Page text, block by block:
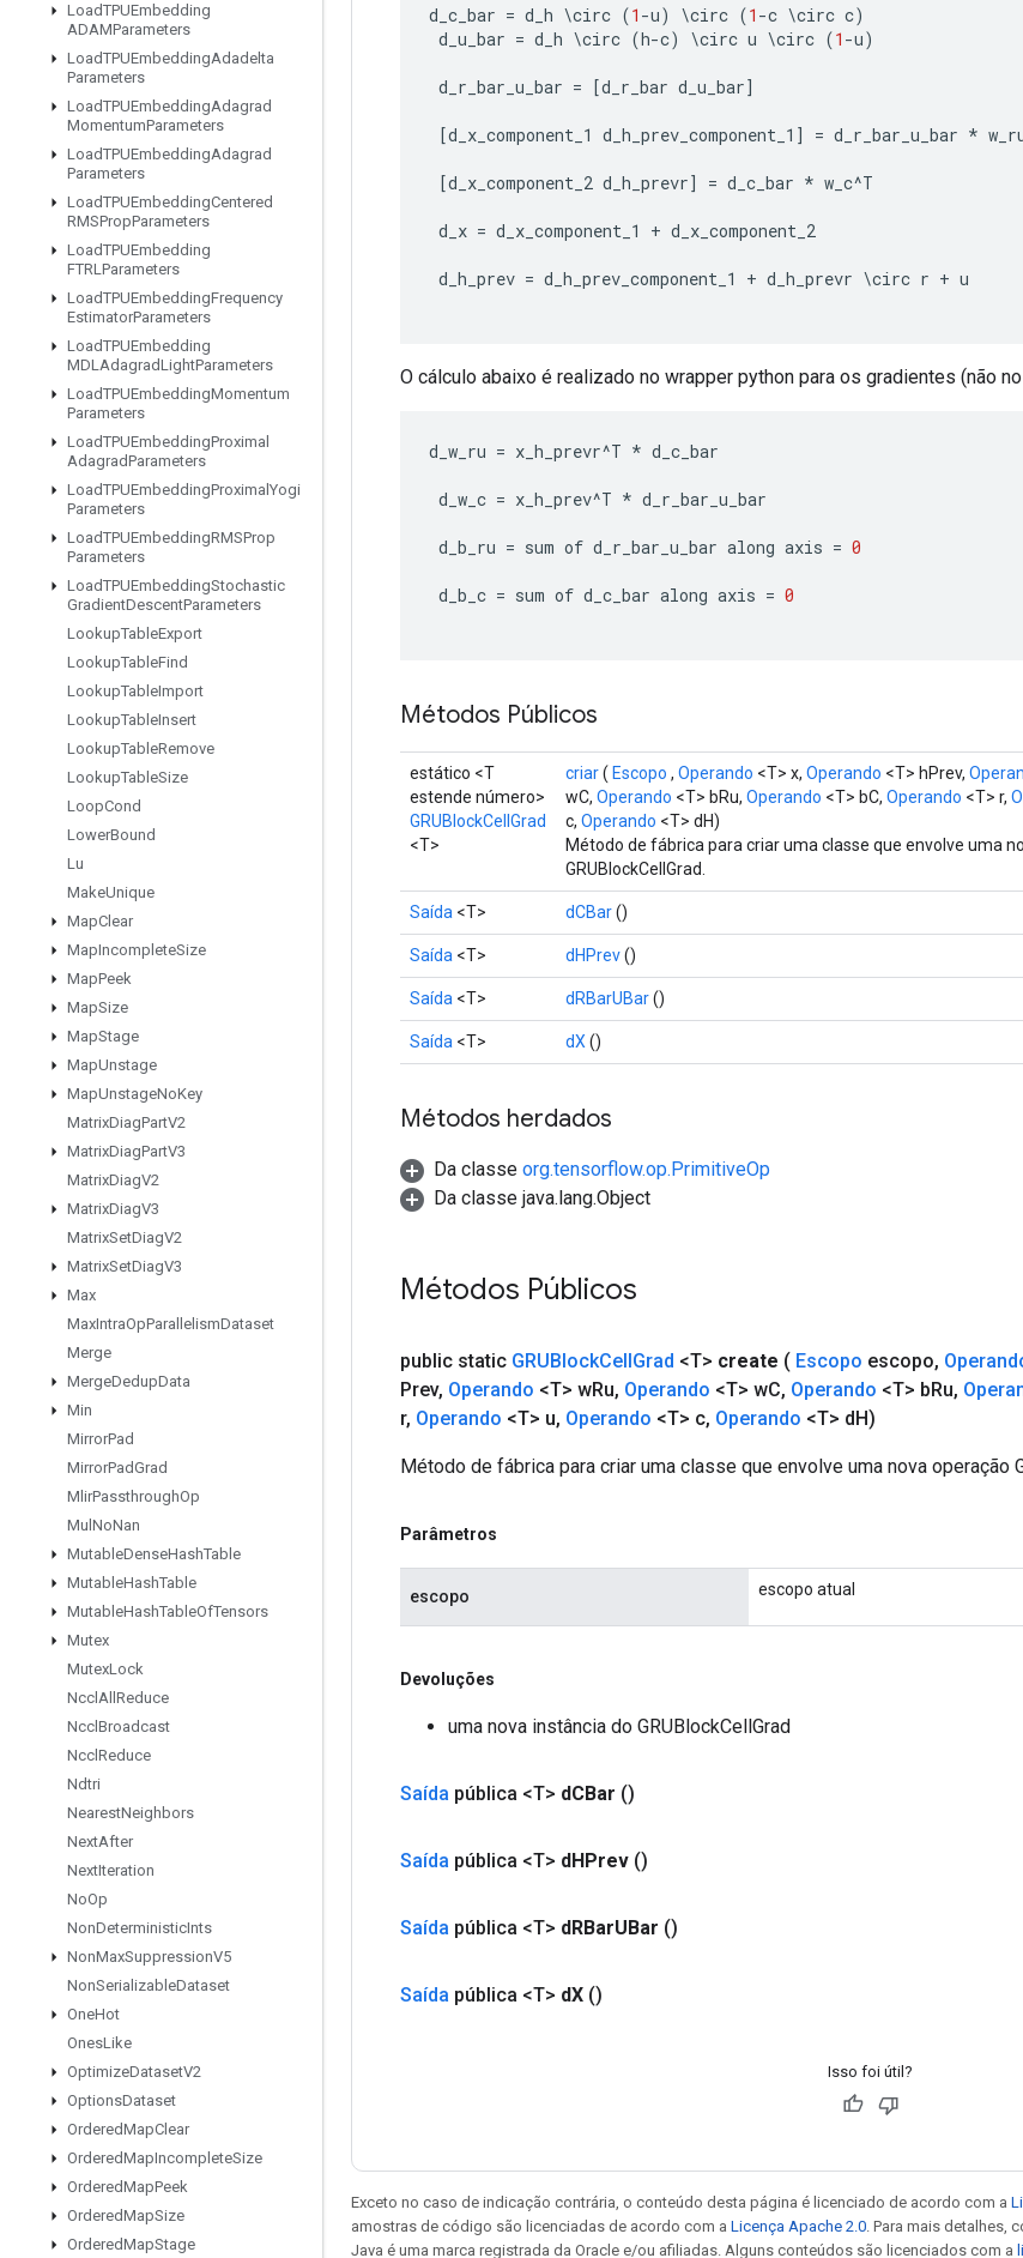
LoadTPUEmbedding
ADAMParameters
LoadTPUEmbeddingAdadelta
Parameters
LoadTPUEmbeddingAdagrad
MomentumParameters
LoadTPUEmbeddingAdagrad
Parameters
LoadTPUEmbeddingCentered
RMSPropParameters
LoadTPUEmbedding
FTRLParameters
LoadTPUEmbeddingFrequency
EstimatorParameters
LoadTPUEmbedding
MDLAdagradLightParameters
LoadTPUEmbeddingMomentum
Parameters
LoadTPUEmbeddingProximal
AdagradParameters
LoadTPUEmbeddingProximal Yogi
Parameters
LoadTPUEmbeddingRMSProp
Parameters
LoadTPUEmbeddingStochastic
GradientDescentParameters
LookupTableExport
LookupTableFind
LookupTableImport
LookupTableInsert
LookupTableRemove
LookupTableSize
LoopCond
LowerBound
Lu
MakeUnique
MapClear
MapIncompleteSize
MapPeek
MapSize
MapStage
MapUnstage
MapUnstageNoKey
MatrixDiagPartV2
MatrixDiagPartV3
MatrixDiagV2
MatrixDiagV3
MatrixSetDiagV2
MatrixSetDiagV3
Max
MaxIntraOpParallelismDataset
Merge
MergeDedupData
Min
MirrorPad
MirrorPadGrad
MlirPassthroughOp
Mul NoNan
MutableDenseHashTable
MutableHashTable
MutableHashTableOfTensors
Mutex
MutexLock
Nccl All Reduce
Nccl Broadcast
Nccl Reduce
Ndtri
NearestNeighbors
NextAfter
NextIteration
NoOp
NonDeterministicInts
NonMaxSuppressionV5
NonSerializableDataset
OneHot
OnesLike
OptimizeDatasetV2
OptionsDataset
OrderedMapClear
OrderedMapIncompleteSize
OrderedMapPeek
OrderedMapSize
OrderedMapStage
d_c_bar = d_h \circ (1 -u) \circ (1 -c \circ c)
d_u_bar = d_h \circ (h-c) \circ u \circ (1 -u)
d_r_bar_u_bar = [d_r_bar d_u_bar]
[d_x_component_1 d_h_prev_component_1 ] = d_r_bar_u_bar *
[d_x_component_2 d_h_prevr] = d_c_bar * w_c^T
d_x = d_x_component_1 + d_x_component_2
d_h_prev = d_h_prev_component_1 + d_h_prevr \circ r + u
O cálculo abaixo é realizado no wrapper python para os gradientes (não
d_w_ru = x_h_prevr^T * d_c_bar
d_w_c = x_h_prev^T * d_r_bar_u_bar
d_b_ru = sum of d_r_bar_u_bar along axis = 0
d_b_c = sum of d_c_bar along axis = 0
Métodos Públicos
estático <T
estende número>
GRUBlockCellGrad
<T>
criar( Escopo , Operando <T> x, Operando <T> hPrev,
wC, Operando <T> bRu, Operando <T> bC, Operando <T> r,
c, Operando <T> dH)
Método de fábrica para criar uma classe que envolve uma
GRUBlockCellGrad.
Saída <T> dCBar()
Saída <T> dHPrev()
Saída <T> dRBarUBar()
Saída <T> dX ()
Métodos herdados
Da classe org.tensorflow.op.PrimitiveOp
Da classe java.lang.Object
Métodos Públicos
public static GRUBlockCellGrad <T> create ( Escopo escopo,
Prev, Operando <T> wRu, Operando <T> wC, Operando <T> bRu,
r, Operando <T> u, Operando <T> c, Operando <T> dH)
Método de fábrica para criar uma classe que envolve uma nova operação
Parâmetros
escopo escopo atual
Devoluções
uma nova instância do GRUBlockCellGrad
Saída pública <T> dCBar ()
Saída pública <T> dHPrev ()
Saída pública <T> dRBarUBar ()
Saída pública <T> dX ()
Isso foi útil?
Exceto no caso de indicação contrária, o conteúdo desta página é licenciado de acordo com a
amostras de código são licenciadas de acordo com a Licença Apache 2.0 . Para mais detalhes,
Java é uma marca registrada da Oracle e/ou afiliadas. Alguns conteúdos são licenciados com a